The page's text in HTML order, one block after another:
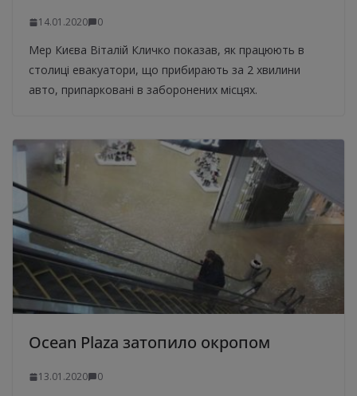
14.01.2020 0
Мер Києва Віталій Кличко показав, як працюють в
столиці евакуатори, що прибирають за 2 хвилини
авто, припарковані в заборонених місцях.
Ocean Plaza затопило окропом
13.01.2020 0